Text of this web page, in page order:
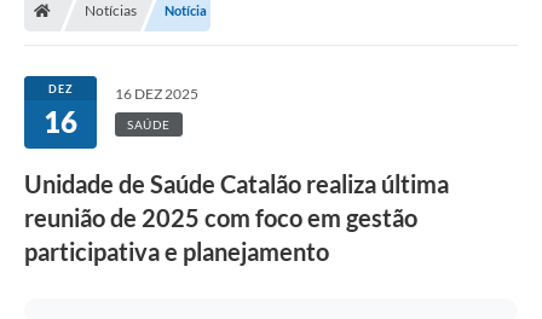
Notícias Notícia
DEZ
16
16 DEZ 2025
SAÚDE
Unidade de Saúde Catalão realiza última
reunião de 2025 com foco em gestão
participativa e planejamento